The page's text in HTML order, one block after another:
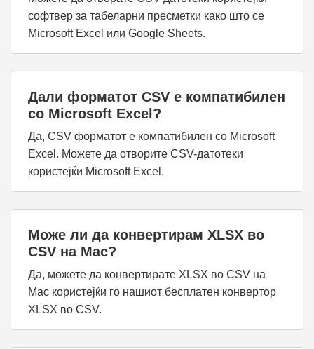
софтвер за табеларни пресметки како што се
Microsoft Excel или Google Sheets.
Дали форматот CSV е компатибилен
со Microsoft Excel?
Да, CSV форматот е компатибилен со Microsoft
Excel. Можете да отворите CSV-датотеки
користејќи Microsoft Excel.
Може ли да конвертирам XLSX во
CSV на Mac?
Да, можете да конвертирате XLSX во CSV на
Mac користејќи го нашиот бесплатен конвертор
XLSX во CSV.